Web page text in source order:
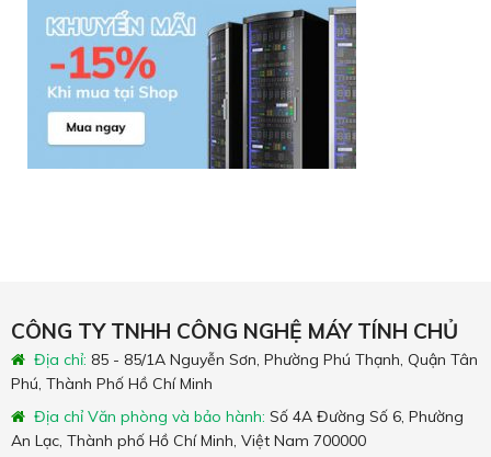
CÔNG TY TNHH CÔNG NGHỆ MÁY TÍNH CHỦ
Địa chỉ: 85 - 85/1A Nguyễn Sơn, Phường Phú Thạnh, Quận Tân
Phú, Thành Phố Hồ Chí Minh
Địa chỉ Văn phòng và bảo hành: Số 4A Đường Số 6, Phường
An Lạc, Thành phố Hồ Chí Minh, Việt Nam 700000